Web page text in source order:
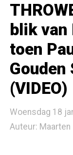
blik van
toen
Gouden
(VIDEO)
Woensdag 18
Auteur: Maarten